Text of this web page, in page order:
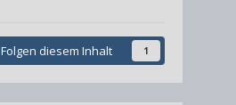
Folgen diesem Inhalt 1